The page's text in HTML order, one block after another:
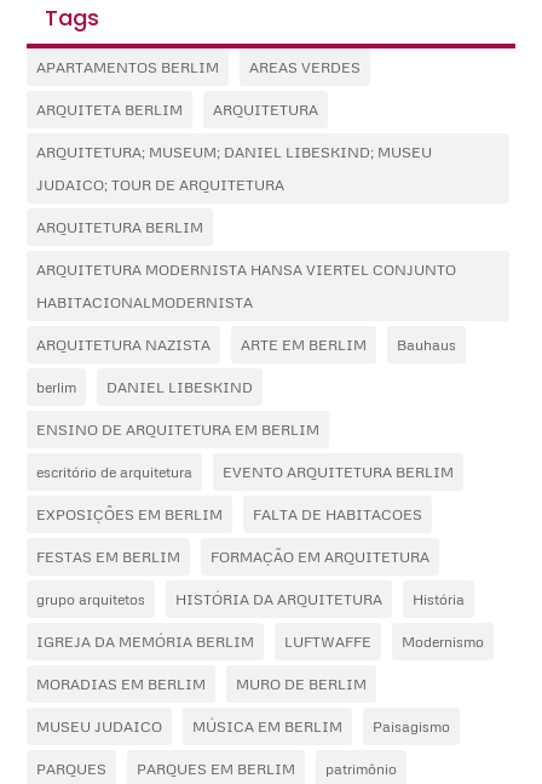
Tags
APARTAMENTOS BERLIM AREAS VERDES
ARQUITETA BERLIM ARQUITETURA
ARQUITETURA; MUSEUM; DANIEL LIBESKIND; MUSEU
JUDAICO; TOUR DE ARQUITETURA
ARQUITETURA BERLIM
ARQUITETURA MODERNISTA HANSA VIERTEL CONJUNTO
HABITACIONALMODERNISTA
ARQUITETURA NAZISTA ARTE EM BERLIM Bauhaus
berlim DANIEL LIBESKIND
ENSINO DE ARQUITETURA EM BERLIM
escritório de arquitetura EVENTO ARQUITETURA BERLIM
EXPOSIÇÕES EM BERLIM FALTA DE HABITACOES
FESTAS EM BERLIM FORMAÇÃO EM ARQUITETURA
grupo arquitetos HISTÓRIA DA ARQUITETURA História
IGREJA DA MEMÓRIA BERLIM LUFTWAFFE Modernismo
MORADIAS EM BERLIM MURO DE BERLIM
MUSEU JUDAICO MÚSICA EM BERLIM Paisagismo
PARQUES PARQUES EM BERLIM patrimônio